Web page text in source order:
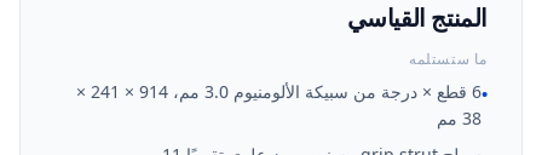
المنتج القياسي
ما ستستلمه
•
6 قطع × درجة من سبيكة الألومنيوم 3.0 مم، 914 × 241 ×
38 مم